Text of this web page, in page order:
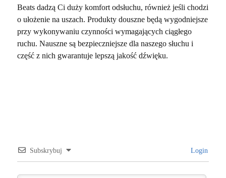
Beats dadzą Ci duży komfort odsłuchu, również jeśli chodzi
o ułożenie na uszach. Produkty douszne będą wygodniejsze
przy wykonywaniu czynności wymagających ciągłego
ruchu. Nauszne są bezpieczniejsze dla naszego słuchu i
część z nich gwarantuje lepszą jakość dźwięku.
Subskrybuj Login